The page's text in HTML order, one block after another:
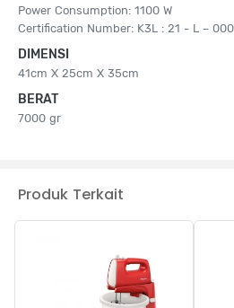
Power Consumption: 1100 W
Certification Number: K3L : 21 - L –
DIMENSI
41cm X 25cm X 35cm
BERAT
7000 gr
Produk Terkait